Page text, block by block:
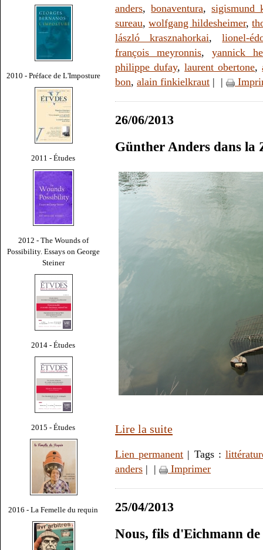
2010 - Préface de L'Imposture
2011 - Études
2012 - The Wounds of
Possibility. Essays on George
Steiner
2014 - Études
2015 - Études
2016 - La Femelle du requin
anders,bonaventura,sigismund
sureau,wolfgang hildesheimer,
lászló krasznahorkai,lionel-
françois meyronnis,yannick
philippe dufay,laurent obertone,
bon, alain finkielkraut | |
26/06/2013
Günther Anders dans la
Lire la suite
Lien permanent | Tags :
anders | | Imprimer
25/04/2013
Nous, fils d'Eichmann